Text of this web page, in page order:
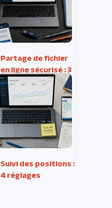
Partage de fichier
en ligne sécurisé : 3
critères techniques
pour protéger vos
données
confidentielles
Suivi des positions :
4 réglages